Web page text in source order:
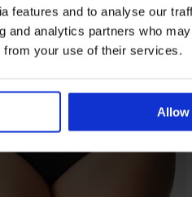
features and to analyse our
and analytics partners who
from your use of their services.
Allow